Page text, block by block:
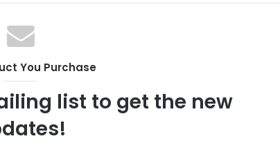
You Purchase
list to get the new